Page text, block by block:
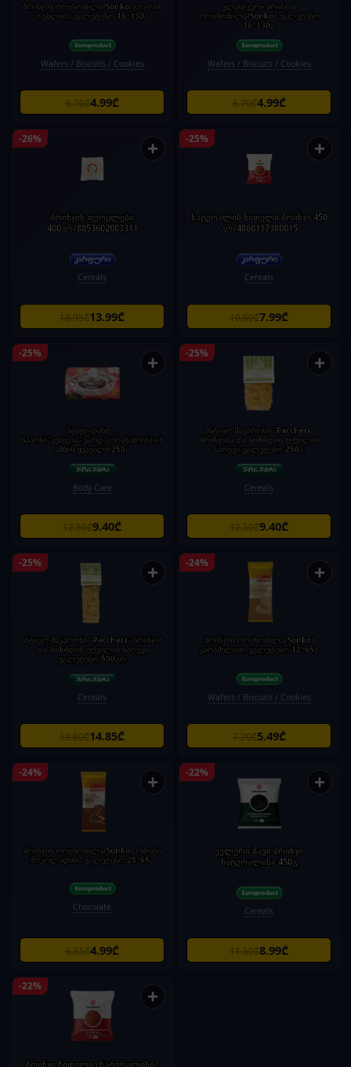
ბრინჯის ორცხობილა/Sonko/გოგრის
თესლით, უგლუტენო 16*130გ
Wafers / Biscuits / Cookies
6.70₾4.99₾
კლასიკური ბრინჯის
ორცხობილა/Sonko/ უგლუტენო
16*130გ
Wafers / Biscuits / Cookies
6.70₾4.99₾
-26% +
ბრინჯის ფურცლები
400გრ/8853602003311
Cereals
18.95₾13.99₾
-25% +
ნატურალის წითელი ბრინჯი 450
გრ/4860117380015
Cereals
10.60₾7.99₾
-25% +
ნესტი დანტე-
საპონი"ვენეცია"ვარდ.გერან,ბრინჯი,ბ
ამბის ყვავილი.250გ
Body Care
12.50₾9.40₾
-25% +
ანტიკო-მაკარონი "Paccheri"
ბრინჯისა და სიმინდის ფქვილის
ნარევი უგლუტენო 250გ
Cereals
12.50₾9.40₾
-25% +
ანტიკო-მაკარონი "Paccheri" ბრინჯის
და სიმინდის ფქვილის ნარევი
უგლუტენო 500გრ
Cereals
19.80₾14.85₾
-24% +
ბრინჯის ორცხობილა/Sonko/
კარამელით, უგლუტენო 12*65გ
Wafers / Biscuits / Cookies
7.20₾5.49₾
-24% +
ბრინჯის ორცხობილა/Sonko/ რძიანი
შოკოლადით, უგლუტენო 28*65გ
Chocolate
6.55₾4.99₾
-22% +
ველური შავი ბრინჯი
ნატურალისი 450გ
Cereals
11.50₾8.99₾
-22% +
ბრინჯი წითელი /ნატურალისი/